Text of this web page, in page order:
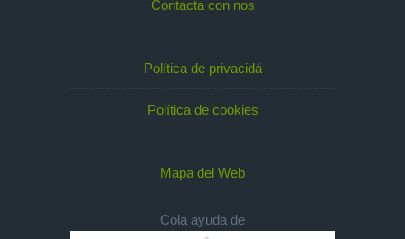
Contacta con nos
Política de privacidá
Política de cookies
Mapa del Web
Cola ayuda de